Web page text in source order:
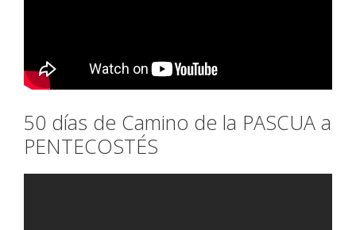
50 días de Camino de la PASCUA a
PENTECOSTÉS